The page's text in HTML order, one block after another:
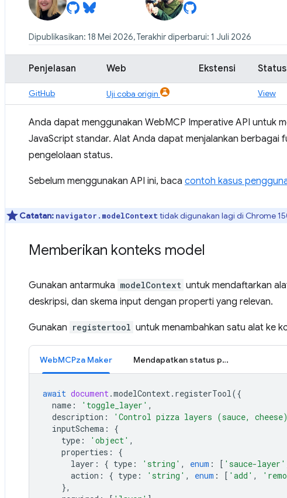
Dipublikasikan: 18 Mei 2026, Terakhir diperbarui: 1 Juli 2026
Penjelasan Web Ekstensi
GitHub Uji coba origin View
Anda dapat menggunakan WebMCP Imperative API untuk
JavaScript standar. Alat Anda dapat menjalankan berbagai
pengelolaan status.
Sebelum menggunakan API ini, baca contoh kasus
Catatan: navigator.modelContext tidak digunakan lagi di Chrome
Memberikan konteks model
Gunakan antarmuka modelContext untuk mendaftarkan
deskripsi, dan skema input dengan properti yang relevan.
Gunakan registertool untuk menambahkan satu alat ke
WebMCPza Maker Mendapatkan status pesanan
await document.modelContext. registerTool({
name : 'toggle_layer' ,
description : 'Control pizza layers (sauce,
inputSchema :
{
type : 'object' ,
properties :
{
layer : { type : 'string' , enum : [ 'sauce-layer'
action : { type : 'string' , enum : [ 'add' ,
},